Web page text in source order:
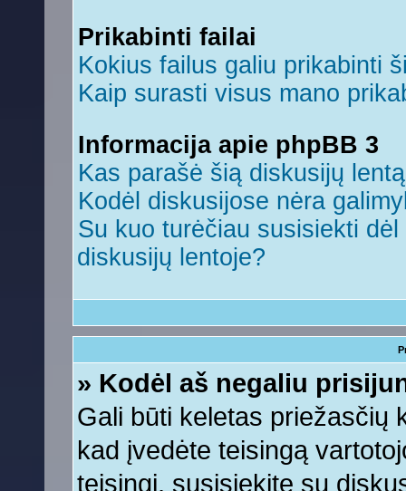
Prikabinti failai
Kokius failus galiu prikabinti
Kaip surasti visus mano
Informacija apie phpBB 3
Kas parašė šią diskusijų
Kodėl diskusijose nėra
Su kuo turėčiau susisiekti
diskusijų lentoje?
» Kodėl aš negaliu
Gali būti keletas priežasčių
kad įvedėte teisingą
teisingi, susisiekite su